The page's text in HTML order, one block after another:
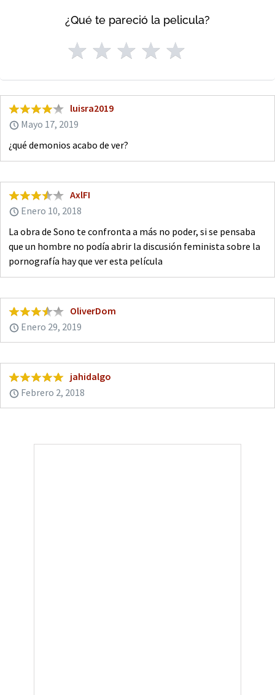
¿Qué te pareció la pelicula?
luisra2019
Mayo 17, 2019
¿qué demonios acabo de ver?
AxlFI
Enero 10, 2018
La obra de Sono te confronta a más no poder, si se pensaba
que un hombre no podía abrir la discusión feminista sobre la
pornografía hay que ver esta película
OliverDom
Enero 29, 2019
jahidalgo
Febrero 2, 2018